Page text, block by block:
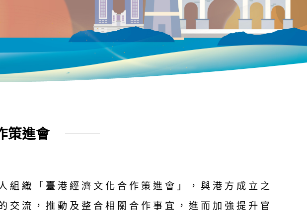
策進會
組織「臺港經濟文化合作策進會」，與港方成立之
交流，推動及整合相關合作事宜，進而加強提升官